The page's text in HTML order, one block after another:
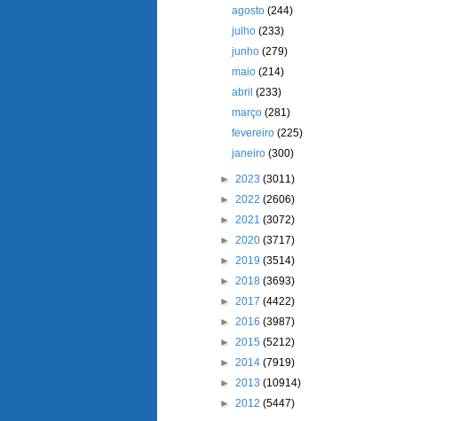
agosto(244)
julho(233)
junho(279)
maio(214)
abril(233)
março(281)
fevereiro(225)
janeiro(300)
► 2023 (3011)
► 2022 (2606)
► 2021 (3072)
► 2020 (3717)
► 2019 (3514)
► 2018 (3693)
► 2017 (4422)
► 2016 (3987)
► 2015 (5212)
► 2014 (7919)
► 2013 (10914)
► 2012 (5447)